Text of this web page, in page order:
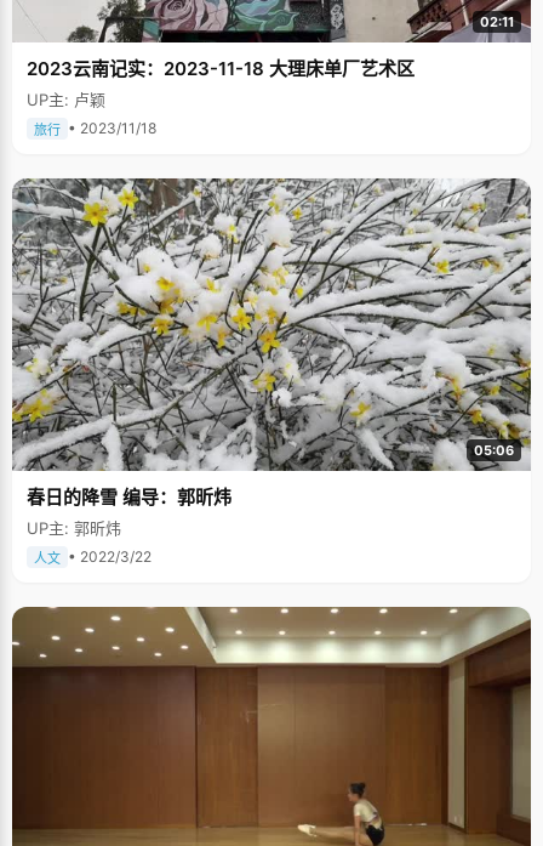
02:11
2023云南记实：2023-11-18 大理床单厂艺术区
UP主: 卢颖
旅行 • 2023/11/18
05:06
春日的降雪 编导：郭昕炜
UP主: 郭昕炜
人文 • 2022/3/22